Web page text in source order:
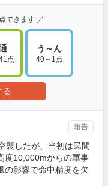
できます ／
点
う～ん
40～1点
る
襲したが、当初は民間
度10,000mからの軍事
の影響で命中精度を欠
報告